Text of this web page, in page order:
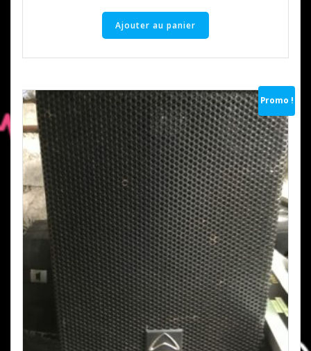
initial
était :
€1.750,00.
est :
€1.500,00.
Ajouter au panier
Promo !